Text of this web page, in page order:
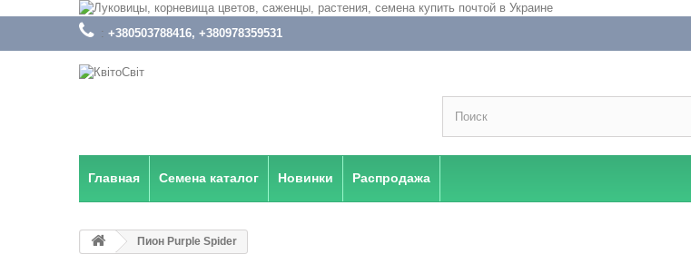
: +380503788416, +380978359531
Главная Семена каталог Новинки Распродажа
Пион Purple Spider